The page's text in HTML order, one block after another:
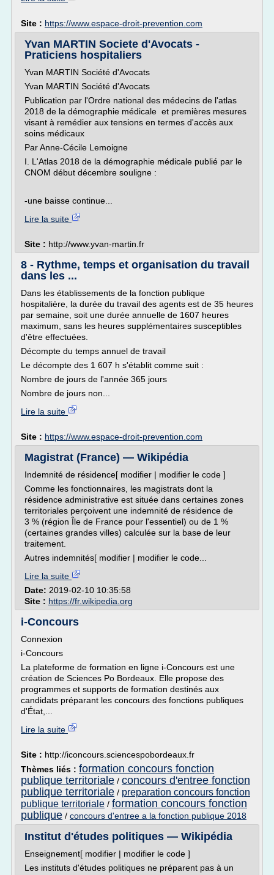
Site : https://www.espace-droit-prevention.com
Yvan MARTIN Societe d'Avocats -
Praticiens hospitaliers
Yvan MARTIN Société d'Avocats
Yvan MARTIN Société d'Avocats
Publication par l'Ordre national des médecins de l'atlas
2018 de la démographie médicale et premières mesures
visant à remédier aux tensions en termes d'accès aux
soins médicaux
Par Anne-Cécile Lemoigne
I. L'Atlas 2018 de la démographie médicale publié par le
CNOM début décembre souligne :
-une baisse continue...
Lire la suite
Site : http://www.yvan-martin.fr
8 - Rythme, temps et organisation du travail
dans les ...
Dans les établissements de la fonction publique
hospitalière, la durée du travail des agents est de 35 heures
par semaine, soit une durée annuelle de 1607 heures
maximum, sans les heures supplémentaires susceptibles
d'être effectuées.
Décompte du temps annuel de travail
Le décompte des 1 607 h s'établit comme suit :
Nombre de jours de l'année 365 jours
Nombre de jours non...
Lire la suite
Site : https://www.espace-droit-prevention.com
Magistrat (France) — Wikipédia
Indemnité de résidence[ modifier | modifier le code ]
Comme les fonctionnaires, les magistrats dont la
résidence administrative est située dans certaines zones
territoriales perçoivent une indemnité de résidence de
3 % (région Île de France pour l'essentiel) ou de 1 %
(certaines grandes villes) calculée sur la base de leur
traitement.
Autres indemnités[ modifier | modifier le code...
Lire la suite
Date: 2019-02-10 10:35:58
Site : https://fr.wikipedia.org
i-Concours
Connexion
i-Concours
La plateforme de formation en ligne i-Concours est une
création de Sciences Po Bordeaux. Elle propose des
programmes et supports de formation destinés aux
candidats préparant les concours des fonctions publiques
d'État,...
Lire la suite
Site : http://iconcours.sciencespobordeaux.fr
Thèmes liés : formation concours fonction
publique territoriale / concours d'entree fonction
publique territoriale / preparation concours fonction
publique territoriale / formation concours fonction
publique / concours d'entree a la fonction publique 2018
Institut d'études politiques — Wikipédia
Enseignement[ modifier | modifier le code ]
Les instituts d'études politiques ne préparent pas à un